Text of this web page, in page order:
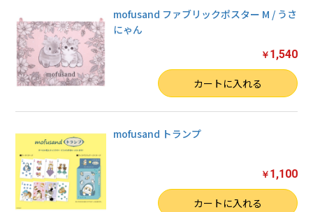
mofusand ファブリックポスター M / うさ
にゃん
￥ 1,540
カートに入れる
mofusand トランプ
￥ 1,100
カートに入れる